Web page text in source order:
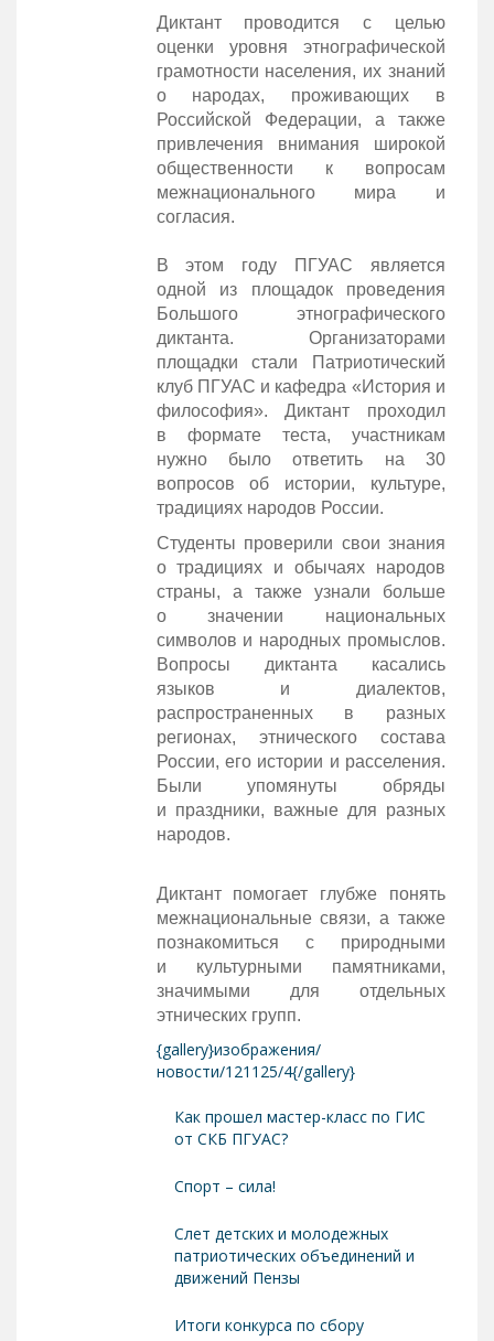
Диктант проводится с целью
оценки уровня этнографической
грамотности населения, их знаний
о народах, проживающих в
Российской Федерации, а также
привлечения внимания широкой
общественности к вопросам
межнационального мира и
согласия.
В этом году ПГУАС является
одной из площадок проведения
Большого этнографического
диктанта. Организаторами
площадки стали Патриотический
клуб ПГУАС и кафедра «История и
философия». Диктант проходил
в формате теста, участникам
нужно было ответить на 30
вопросов об истории, культуре,
традициях народов России.
Студенты проверили свои знания
о традициях и обычаях народов
страны, а также узнали больше
о значении национальных
символов и народных промыслов.
Вопросы диктанта касались
языков и диалектов,
распространенных в разных
регионах, этнического состава
России, его истории и расселения.
Были упомянуты обряды
и праздники, важные для разных
народов.
Диктант помогает глубже понять
межнациональные связи, а также
познакомиться с природными
и культурными памятниками,
значимыми для отдельных
этнических групп.
{gallery}изображения/
новости/121125/4{/gallery}
Как прошел мастер-класс по ГИС
от СКБ ПГУАС?
Спорт – сила!
Слет детских и молодежных
патриотических объединений и
движений Пензы
Итоги конкурса по сбору